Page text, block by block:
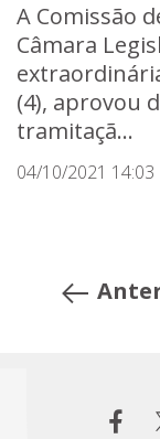
A Comissão
Câmara
(4), aprovou
tramitaçã...
04/10/2021 14:03